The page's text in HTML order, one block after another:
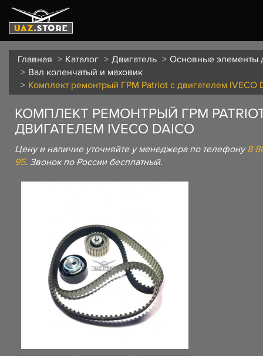
Главная Каталог Двигатель
Основные элементы
Вал коленчатый и маховик
Комплект ремонтрый ГРМ Patriot с двигателем IVECO
КОМПЛЕКТ РЕМОНТРЫЙ ГРМ
ДВИГАТЕЛЕМ IVECO DAICO
Цену и наличие уточняйте у менеджера по телефону8
95. Звонок по России бесплатный.